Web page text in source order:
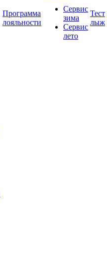
Программа
лояльности
Сервис
зима
Сервис
лето
Тест
лыж